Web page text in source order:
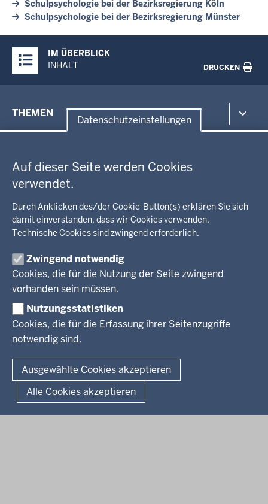
Datenschutzeinstellungen
Auf dieser Seite werden Cookies
verwendet.
Durch Anklicken des/der Cookie-Button(s) erklären Sie sich
damit einverstanden, dass wir Cookies verwenden.
Technische Cookies sind zwingend erforderlich.
Zwingend notwendig
Cookies, die für die Nutzung der Seite zwingend
vorhanden sein müssen.
Nutzungsstatistiken
Cookies, die für die Erfassung ihrer Seitenzugriffe
notwendig sind.
Ausgewählte Cookies akzeptieren
Alle Cookies akzeptieren
Schulpsychologie bei der Bezirksregierung Köln
Schulpsychologie bei der Bezirksregierung Münster
Inhalte
IM ÜBERBLICK
INHALT
DRUCKEN
der
THEMEN
Kommunalaufsicht, Planung, Verkehr
Energie, Bergbau
Recht, Ordnung
Integration, Migration
Behördenleitung
Regierungsbezirk
KARRIERE
Stellenausschreibungen
Pressestelle
Social Media
BEKANNTMACHUNGEN
Amtsblatt
© 2026 Bezirksregierung Arnsberg
Fußzeile
Impressum Datenschutz Barrierefreiheit
Kurzlink zu dieser Seite